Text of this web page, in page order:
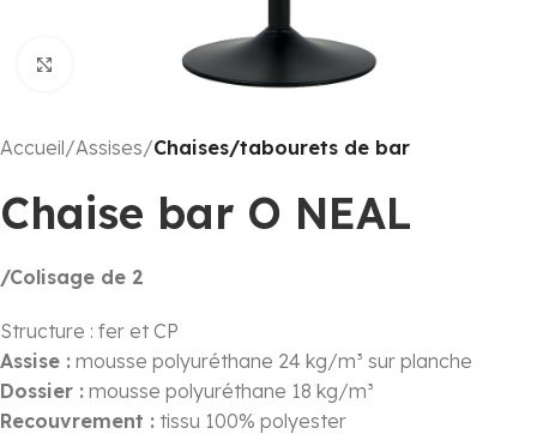
Click to enlarge
Accueil Assises Chaises/tabourets de bar
Chaise bar O NEAL
/Colisage de 2
Structure : fer et CP
Assise : mousse polyuréthane 24 kg/m³ sur planche
Dossier : mousse polyuréthane 18 kg/m³
Recouvrement : tissu 100% polyester